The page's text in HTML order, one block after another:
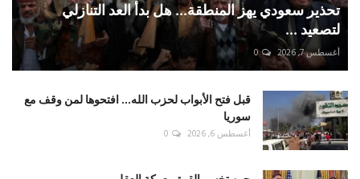
تحذير سعودي يهز المنطقة... هل بدأ العد التنازلي
لتصعيد ...
أغسطس 7, 2026 0
قبل فتح الأبواب لحزب الله... افتحوها لمن وقف مع
سوريا
أغسطس 6, 2026 0